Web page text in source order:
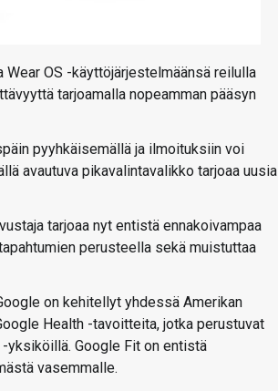
OS -käyttöjärjestelmäänsä reilulla
tarjoamalla nopeamman pääsyn
pyyhkäisemällä ja ilmoituksiin voi
avautuva pikavalintavalikko tarjoaa uusia
tarjoaa nyt entistä ennakoivampaa
perusteella sekä muistuttaa
on kehitellyt yhdessä Amerikan
Health -tavoitteita, jotka perustuvat
yksiköillä. Google Fit on entistä
vasemmalle.